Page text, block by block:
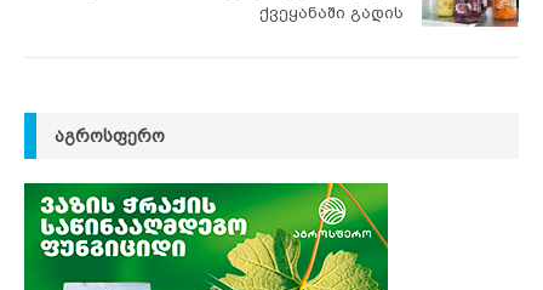
ქვეყანაში გადის
ᲐᲒᲠᲝᲡᲤᲔᲠᲝ